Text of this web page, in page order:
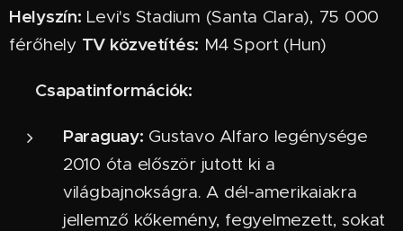
Helyszín: Levi's Stadium (Santa Clara), 75 000
férőhely TV közvetítés: M4 Sport (Hun)
Csapatinformációk:
Paraguay: Gustavo Alfaro legénysége
2010 óta először jutott ki a
világbajnokságra. A dél-amerikaiakra
jellemző kőkemény, fegyelmezett, sokat